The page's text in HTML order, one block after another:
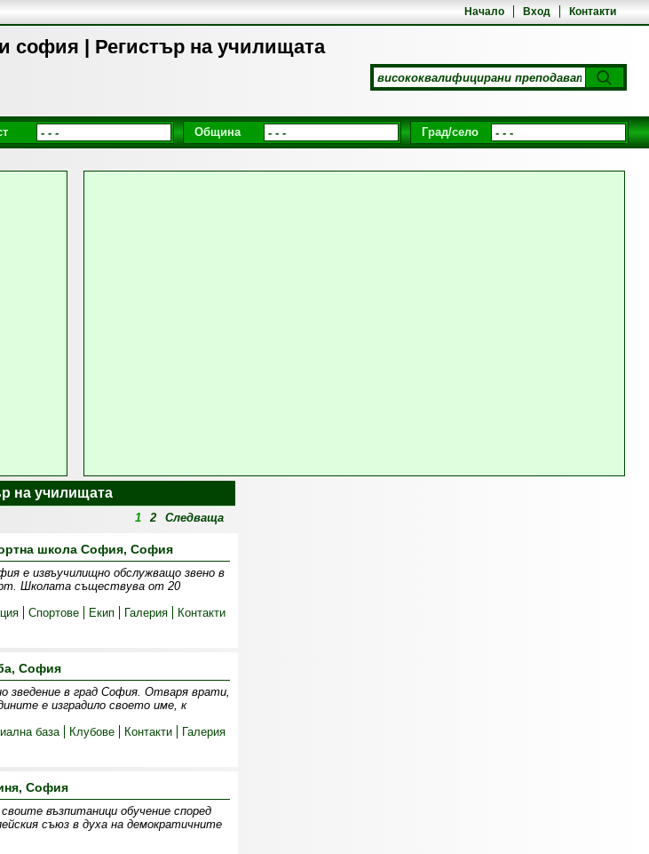
софия | Регистър на училищата
Начало Вход Контакти
Община Град/село
на училищата
1 2 Следваща
школа София, София
е извъучилищно обслужващо звено в
Школата съществува от 20
Спортове Екип Галерия Контакти
София
зведение в град София. Отваря врати,
е изградило своето име, к
база Клубове Контакти Галерия
София
възпитаници обучение според
съюз в духа на демократичните